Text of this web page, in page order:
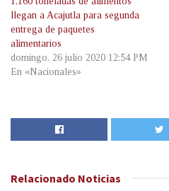
llegan a Acajutla para segunda
entrega de paquetes
alimentarios
domingo, 26 julio 2020 12:54 PM
En «Nacionales»
Relacionado Noticias